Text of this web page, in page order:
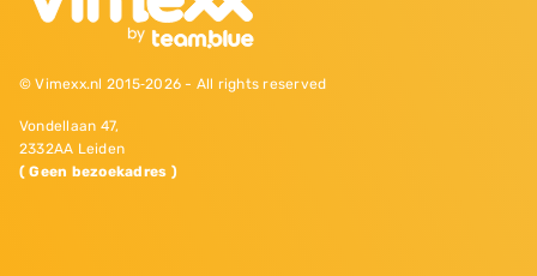
© Vimexx.nl 2015‐2026 - All rights reserved
Vondellaan 47,
2332AA Leiden
( Geen bezoekadres )